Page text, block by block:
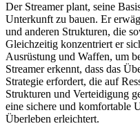
Der Streamer plant, seine
Unterkunft zu bauen. Er
und anderen Strukturen, die
Gleichzeitig konzentriert er
Ausrüstung und Waffen, um
Streamer erkennt, dass das
Strategie erfordert, die auf
Strukturen und Verteidigung
eine sichere und komfortable
Überleben erleichtert.